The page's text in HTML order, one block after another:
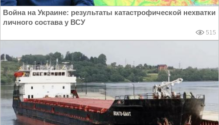
Война на Украине: результаты катастрофической нехватки
личного состава у ВСУ
515